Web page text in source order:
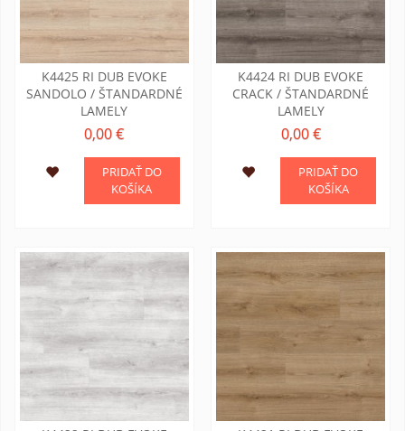
K4425 RI DUB EVOKE
SANDOLO / ŠTANDARDNÉ
LAMELY
0,00 €
PRIDAŤ DO
KOŠÍKA
K4424 RI DUB EVOKE
CRACK / ŠTANDARDNÉ
LAMELY
0,00 €
PRIDAŤ DO
KOŠÍKA